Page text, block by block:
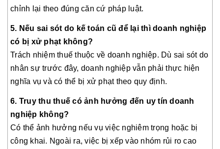
chỉnh lại theo đúng căn cứ pháp luật.
5. Nếu sai sót do kế toán cũ để lại thì doanh nghiệp
có bị xử phạt không?
Trách nhiệm thuế thuộc về doanh nghiệp. Dù sai sót do
nhân sự trước đây, doanh nghiệp vẫn phải thực hiện
nghĩa vụ và có thể bị xử phạt theo quy định.
6. Truy thu thuế có ảnh hưởng đến uy tín doanh
nghiệp không?
Có thể ảnh hưởng nếu vụ việc nghiêm trọng hoặc bị
công khai. Ngoài ra, việc bị xếp vào nhóm rủi ro cao